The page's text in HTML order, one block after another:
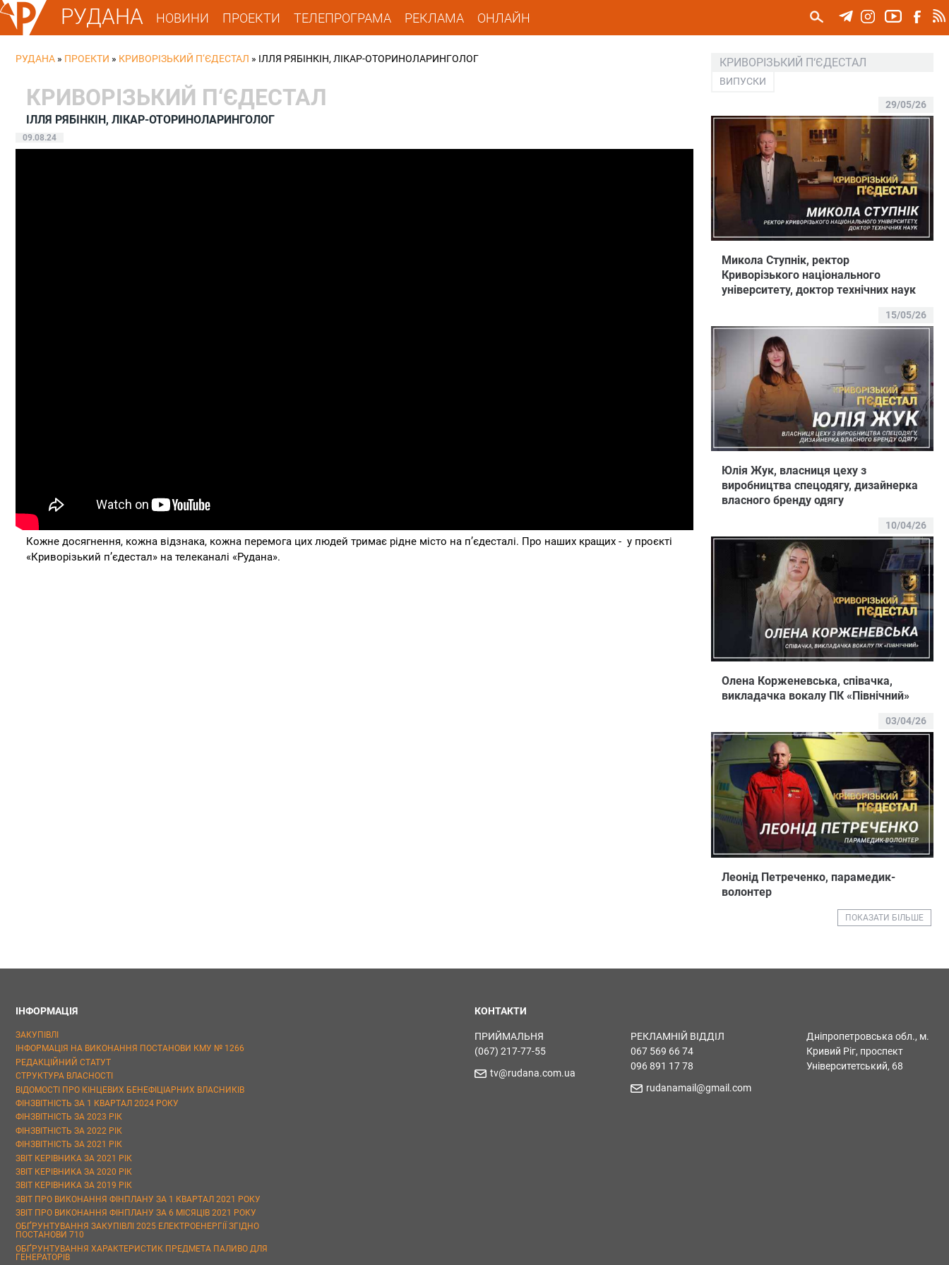
РУДАНА НОВИНИ ПРОЕКТИ ТЕЛЕПРОГРАМА РЕКЛАМА ОНЛАЙН
РУДАНА » ПРОЕКТИ » КРИВОРІЗЬКИЙ П‘ЄДЕСТАЛ » ІЛЛЯ РЯБІНКІН, ЛІКАР-ОТОРИНОЛАРИНГОЛОГ
КРИВОРІЗЬКИЙ П‘ЄДЕСТАЛ
ІЛЛЯ РЯБІНКІН, ЛІКАР-ОТОРИНОЛАРИНГОЛОГ
09.08.24
Кожне досягнення, кожна відзнака, кожна перемога цих людей тримає рідне місто на п’єдесталі. Про наших кращих - у проєкті
«Криворізький п’єдестал» на телеканалі «Рудана».
КРИВОРІЗЬКИЙ П‘ЄДЕСТАЛ
ВИПУСКИ
29/05/26
Микола Ступнік, ректор
Криворізького національного
університету, доктор технічних наук
15/05/26
Юлія Жук, власниця цеху з
виробництва спецодягу, дизайнерка
власного бренду одягу
10/04/26
Олена Корженевська, співачка,
викладачка вокалу ПК «Північний»
03/04/26
Леонід Петреченко, парамедик-
волонтер
ПОКАЗАТИ БІЛЬШЕ
ІНФОРМАЦІЯ
ЗАКУПІВЛІ
ІНФОРМАЦІЯ НА ВИКОНАННЯ ПОСТАНОВИ КМУ № 1266
РЕДАКЦІЙНИЙ СТАТУТ
СТРУКТУРА ВЛАСНОСТІ
ВІДОМОСТІ ПРО КІНЦЕВИХ БЕНЕФІЦІАРНИХ ВЛАСНИКІВ
ФІНЗВІТНІСТЬ ЗА 1 КВАРТАЛ 2024 РОКУ
ФІНЗВІТНІСТЬ ЗА 2023 РІК
ФІНЗВІТНІСТЬ ЗА 2022 РІК
ФІНЗВІТНІСТЬ ЗА 2021 РІК
ЗВІТ КЕРІВНИКА ЗА 2021 РІК
ЗВІТ КЕРІВНИКА ЗА 2020 РІК
ЗВІТ КЕРІВНИКА ЗА 2019 РІК
ЗВІТ ПРО ВИКОНАННЯ ФІНПЛАНУ ЗА 1 КВАРТАЛ 2021 РОКУ
ЗВІТ ПРО ВИКОНАННЯ ФІНПЛАНУ ЗА 6 МІСЯЦІВ 2021 РОКУ
ОБҐРУНТУВАННЯ ЗАКУПІВЛІ 2025 ЕЛЕКТРОЕНЕРГІЇ ЗГІДНО
ПОСТАНОВИ 710
ОБҐРУНТУВАННЯ ХАРАКТЕРИСТИК ПРЕДМЕТА ПАЛИВО ДЛЯ
ГЕНЕРАТОРІВ
КОНТАКТИ
ПРИЙМАЛЬНЯ
(067) 217-77-55
tv@rudana.com.ua
РЕКЛАМНІЙ ВІДДІЛ
067 569 66 74
096 891 17 78
rudanamail@gmail.com
Дніпропетровська обл., м.
Кривий Ріг, проспект
Університетський, 68